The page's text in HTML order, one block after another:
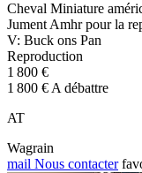
Cheval Miniature
Jument Amhr pour la
V: Buck ons Pan
Reproduction
1 800 €
1 800 € A débattre
AT
Wagrain
mail Nous contacter